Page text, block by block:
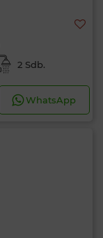
2 Sdb.
WhatsApp